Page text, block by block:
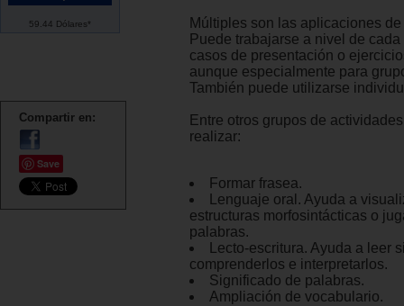
59.44 Dólares*
Compartir en:
Save
Múltiples son las aplicaciones
Puede trabajarse a nivel de
casos de presentación o
aunque especialmente para
También puede utilizarse
Entre otros grupos de
realizar:
Formar frasea.
Lenguaje oral. Ayuda a
estructuras morfosintácticas o
palabras.
Lecto-escritura. Ayuda a leer
comprenderlos e interpretarlos.
Significado de palabras.
Ampliación de vocabulario.